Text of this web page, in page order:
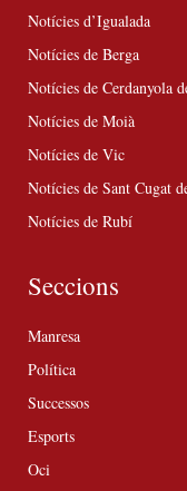
Notícies d’Igualada
Notícies de Berga
Notícies de Cerdanyola
Notícies de Moià
Notícies de Vic
Notícies de Sant Cugat
Notícies de Rubí
Seccions
Manresa
Política
Successos
Esports
Oci